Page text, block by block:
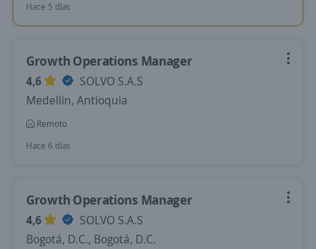
Hace 5 días
Growth Operations Manager
4,6
SOLVO S.A.S
Medellín, Antioquia
Remoto
Hace 6 días
Growth Operations Manager
4,6
SOLVO S.A.S
Bogotá, D.C., Bogotá, D.C.